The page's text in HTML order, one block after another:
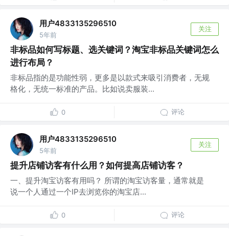
用户4833135296510
5年前
关注
非标品如何写标题、选关键词？淘宝非标品关键词怎么
进行布局？
非标品指的是功能性弱，更多是以款式来吸引消费者，无规
格化，无统一标准的产品。比如说卖服装...
0 评论
用户4833135296510
5年前
关注
提升店铺访客有什么用？如何提高店铺访客？
一、提升淘宝访客有用吗？ 所谓的淘宝访客量，通常就是
说一个人通过一个IP去浏览你的淘宝店...
0 评论